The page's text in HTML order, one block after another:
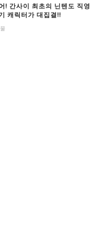
! 간사이 최초의 닌텐도 직영
캐릭터가 대집결!!